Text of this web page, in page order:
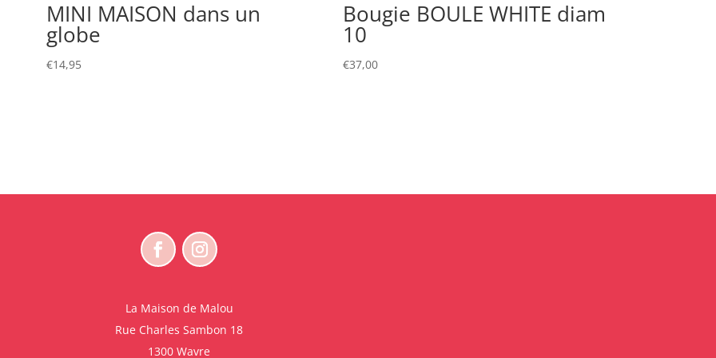
MINI MAISON dans un
globe
€14,95
Bougie BOULE WHITE diam
10
€37,00
La Maison de Malou
Rue Charles Sambon 18
1300 Wavre